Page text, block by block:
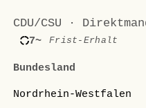
CDU/CSU ·
7~ Frist-Erhalt
Bundesland
Nordrhein-Westfalen